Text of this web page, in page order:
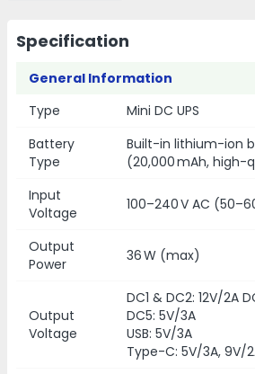
Specification
General Information
Type
Mini DC UPS
Battery
Type
Built-in lithium-ion
(20,000 mAh, high-
Input
Voltage
100–240 V AC
Output
Power
36 W (max)
Output
Voltage
DC1 & DC2: 12V/2A
DC5: 5V/3A
USB: 5V/3A
Type-C: 5V/3A, 9V/